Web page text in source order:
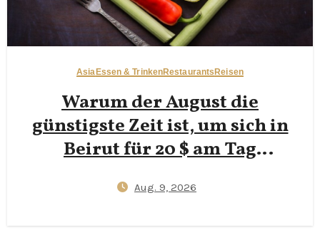
Asia Essen & TrinkenRestaurants Reisen
Warum der August die
günstigste Zeit ist, um sich in
Beirut für 20 $ am Tag
zugänglicher Guide für
Aug. 9, 2026